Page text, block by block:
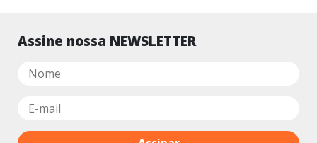
Assine nossa NEWSLETTER